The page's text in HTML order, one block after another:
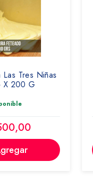
Tres Niñas
X 200 G